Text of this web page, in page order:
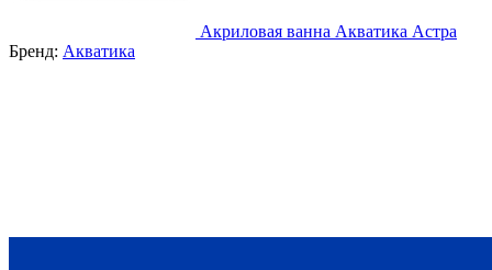
Акриловая ванна Акватика Астра
Бренд: Акватика